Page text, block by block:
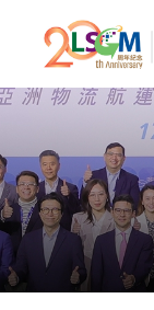
跳到